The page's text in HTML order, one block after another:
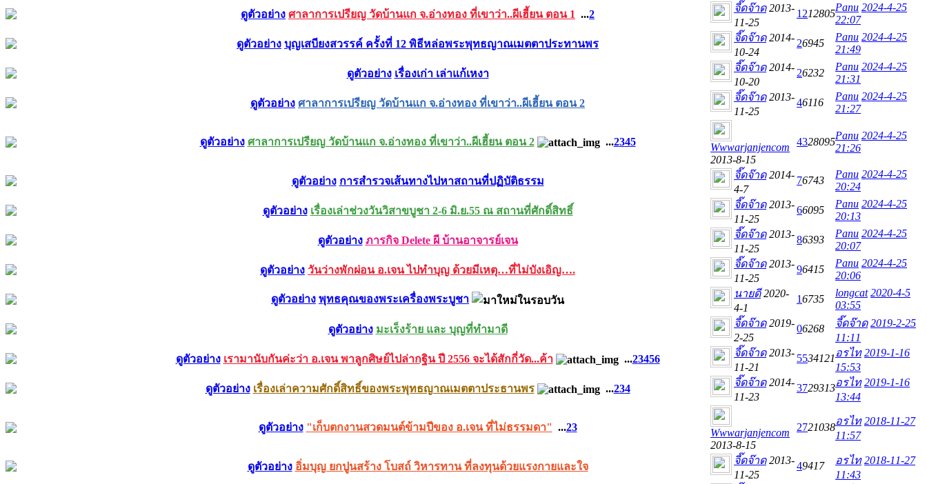
ดูตัวอย่าง ศาลาการเปรียญ วัดบ้านแก จ.อ่างทอง ที่เขาว่า..ผีเฮี้ยน ตอน 1 ...2
จี๊ดจ๊าด 2013-
11-25
1212805
Panu 2024-4-25
22:07
ดูตัวอย่าง บุญเสบียงสวรรค์ ครั้งที่ 12 พิธีหล่อพระพุทธญาณเมตตาประทานพร
จี๊ดจ๊าด 2014-
10-24
26945
Panu 2024-4-25
21:49
ดูตัวอย่าง เรื่องเก่า เล่าแก้เหงา
จี๊ดจ๊าด 2014-
10-20
26232
Panu 2024-4-25
21:31
ดูตัวอย่าง ศาลาการเปรียญ วัดบ้านแก จ.อ่างทอง ที่เขาว่า..ผีเฮี้ยน ตอน 2
จี๊ดจ๊าด 2013-
11-25
46116
Panu 2024-4-25
21:27
ดูตัวอย่าง ศาลาการเปรียญ วัดบ้านแก จ.อ่างทอง ที่เขาว่า..ผีเฮี้ยน ตอน 2 ...2345
Wwwarjanjencom
2013-8-15
4328095
Panu 2024-4-25
21:26
ดูตัวอย่าง การสำรวจเส้นทางไปหาสถานที่ปฏิบัติธรรม
จี๊ดจ๊าด 2014-
4-7
76743
Panu 2024-4-25
20:24
ดูตัวอย่าง เรื่องเล่าช่วงวันวิสาขบูชา 2-6 มิ.ย.55 ณ สถานที่ศักดิ์สิทธิ์
จี๊ดจ๊าด 2013-
11-25
66095
Panu 2024-4-25
20:13
ดูตัวอย่าง ภารกิจ Delete ผี บ้านอาจารย์เจน
จี๊ดจ๊าด 2013-
11-25
86393
Panu 2024-4-25
20:07
ดูตัวอย่าง วันว่างพักผ่อน อ.เจน ไปทำบุญ ด้วยมีเหตุ…ที่ไม่บังเอิญ….
จี๊ดจ๊าด 2013-
11-25
96415
Panu 2024-4-25
20:06
ดูตัวอย่าง พุทธคุณของพระเครื่องพระบูชา นายดี 2020-
4-1
16735
longcat 2020-4-5
03:55
ดูตัวอย่าง มะเร็งร้าย และ บุญที่ทำมาดี
จี๊ดจ๊าด 2019-
2-25
06268 จี๊ดจ๊าด 2019-2-25
11:11
ดูตัวอย่าง เรามานับกันค่ะว่า อ.เจน พาลูกศิษย์ไปล่ากฐิน ปี 2556 จะได้สักกี่วัด...ค้า ...23456
จี๊ดจ๊าด 2013-
11-21
5534121 อรไท 2019-1-16
15:53
ดูตัวอย่าง เรื่องเล่าความศักดิ์สิทธิ์ของพระพุทธญาณเมตตาประธานพร ...234
จี๊ดจ๊าด 2014-
11-23
3729313อรไท 2019-1-16
13:44
ดูตัวอย่าง "เก็บตกงานสวดมนต์ข้ามปีของ อ.เจน ที่ไม่ธรรมดา" ...23
Wwwarjanjencom
2013-8-15
2721038
อรไท 2018-11-27
11:57
ดูตัวอย่าง อิ่มบุญ ยกปูนสร้าง โบสถ์ วิหารทาน ที่ลงทุนด้วยแรงกายและใจ
จี๊ดจ๊าด 2013-
11-25
49417 อรไท 2018-11-27
11:43